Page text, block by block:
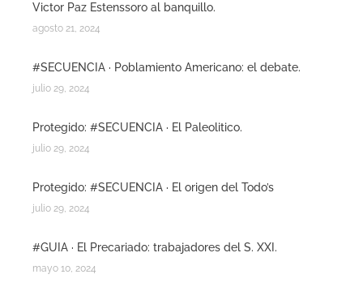
Victor Paz Estenssoro al banquillo.
agosto 21, 2024
#SECUENCIA · Poblamiento Americano: el debate.
julio 29, 2024
Protegido: #SECUENCIA · El Paleolitico.
julio 29, 2024
Protegido: #SECUENCIA · El origen del Todo’s
julio 29, 2024
#GUIA · El Precariado: trabajadores del S. XXI.
mayo 10, 2024